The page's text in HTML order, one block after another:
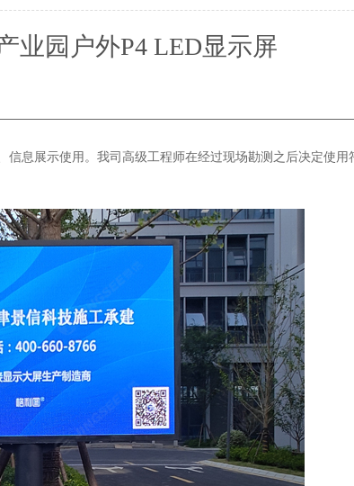
业园户外P4 LED显示屏
息展示使用。我司高级工程师在经过现场勘测之后决定使用